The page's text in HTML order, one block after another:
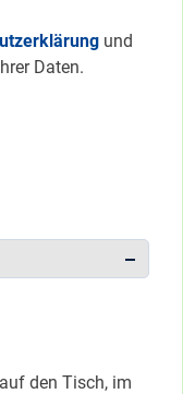
und
Daten.
den Tisch, im